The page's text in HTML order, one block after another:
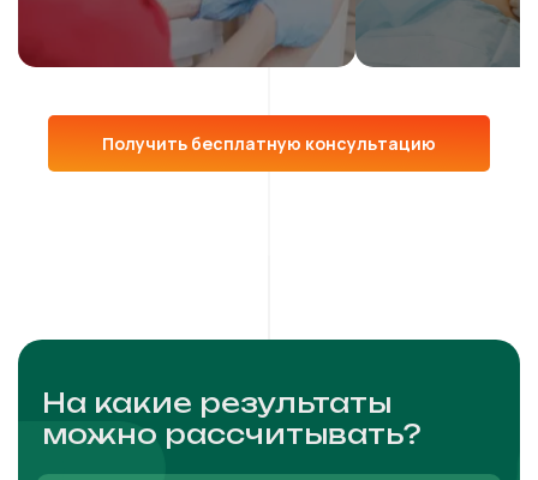
Получить бесплатную консультацию
На какие результаты
можно рассчитывать?